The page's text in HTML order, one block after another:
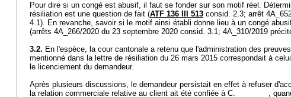
Pour dire si un congé est abusif, il faut se fonder sur son motif réel.
résiliation est une question de fait (ATF 136 III 513 consid. 2.3; arrêt
4.1). En revanche, savoir si le motif ainsi établi donne lieu à un congé
(arrêts 4A_266/2020 du 23 septembre 2020 consid. 3.1; 4A_310/2019
3.2. En l'espèce, la cour cantonale a retenu que l'administration des
mentionné dans la lettre de résiliation du 26 mars 2015 correspondait à
le licenciement du demandeur.
Après plusieurs discussions, le demandeur persistait en effet à refuser
la relation commerciale relative au client ait été confiée à C.________,